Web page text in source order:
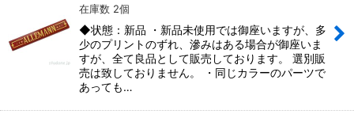
在庫数 2個
◆状態：新品 ・新品未使用では御座いますが、多
少のプリントのずれ、滲みはある場合が御座いま
すが、全て良品として販売しております。 選別販
売は致しておりません。 ・同じカラーのパーツで
あっても…